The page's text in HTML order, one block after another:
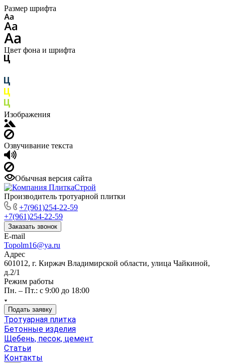
Размер шрифта
Цвет фона и шрифта
Изображения
Озвучивание текста
Обычная версия сайта
Производитель тротуарной плитки
+7(961)254-22-59
+7(961)254-22-59
Заказать звонок
E-mail
Topolm16@ya.ru
Адрес
601012, г. Киржач Владимирской области, улица Чайкиной,
д.2/1
Режим работы
Пн. – Пт.: с 9:00 до 18:00
Подать заявку
Тротуарная плитка
Бетонные изделия
Щебень, песок, цемент
Статьи
Контакты